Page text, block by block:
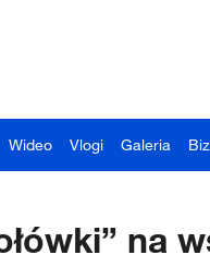
Wideo Vlogi Galeria
na